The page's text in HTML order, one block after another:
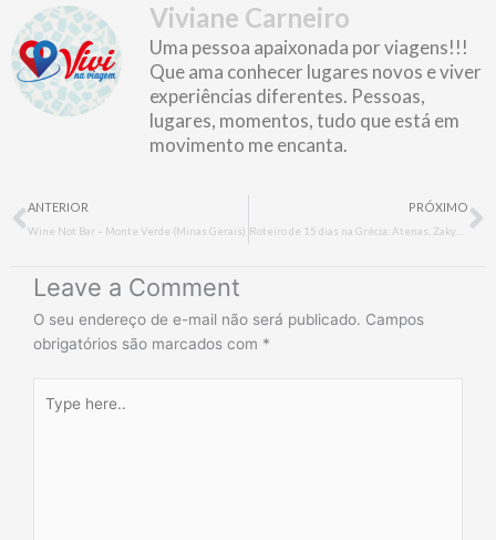
Viviane Carneiro
Uma pessoa apaixonada por viagens!!!
Que ama conhecer lugares novos e viver
experiências diferentes. Pessoas,
lugares, momentos, tudo que está em
movimento me encanta.
Prev
ANTERIOR
Wine Not Bar – Monte Verde (Minas Gerais)
PRÓXIMO
Roteiro de 15 dias na Grécia: Atenas, Zakynthos, Mykonos, Santorini e Creta
Leave a Comment
O seu endereço de e-mail não será publicado. Campos
obrigatórios são marcados com *
here..